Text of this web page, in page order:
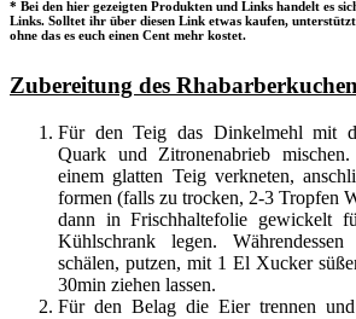
* Bei den hier gezeigten Produkten und Links handelt es
Links. Solltet ihr über diesen Link etwas kaufen,
ohne das es euch einen Cent mehr kostet.
Zubereitung des
Für den Teig das Dinkelmehl mit
Quark und Zitronenabrieb
einem glatten Teig verkneten,
formen (falls zu trocken, 2-3 Tropfen
dann in Frischhaltefolie gewickelt
Kühlschrank legen.
schälen, putzen, mit 1 El Xucker
30min ziehen lassen.
Für den Belag die Eier trennen